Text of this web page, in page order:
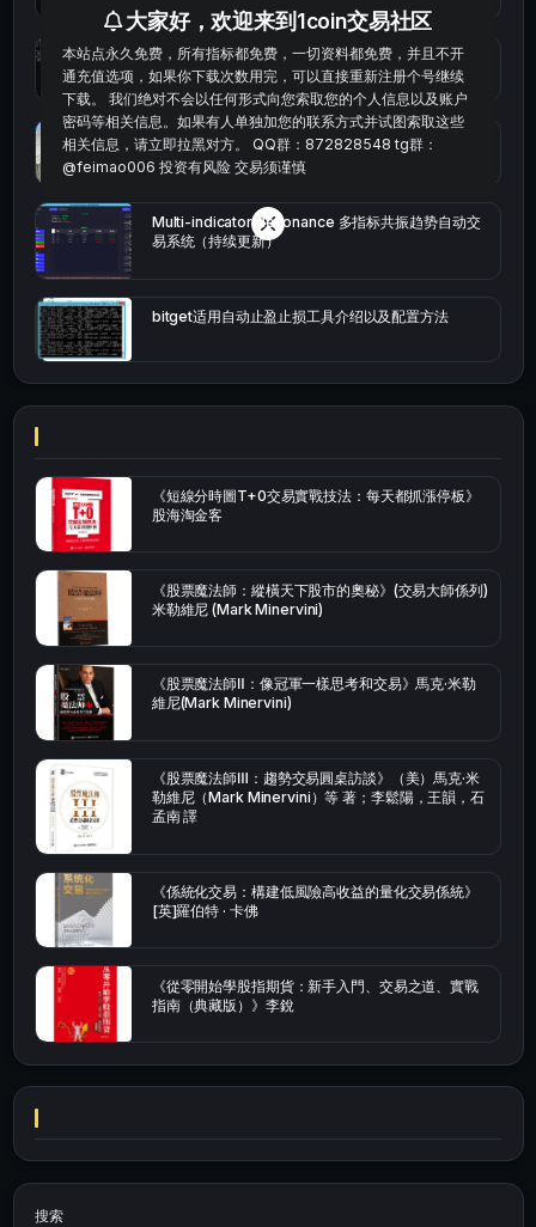
okx的短线量化的免费版本
bybit安卓端
Multi-indicator Resonance 多指标共振趋势自动交
易系统（持续更新）
bitget适用自动止盈止损工具介绍以及配置方法
《短線分時圖T+0交易實戰技法：每天都抓漲停板》
股海淘金客
《股票魔法師：縱橫天下股市的奧秘》(交易大師係列)
米勒維尼 (Mark Minervini)
《股票魔法師Ⅱ：像冠軍一樣思考和交易》馬克·米勒
維尼(Mark Minervini)
《股票魔法師Ⅲ：趨勢交易圓桌訪談》（美）馬克·米
勒維尼（Mark Minervini）等 著；李鬆陽，王韻，石
孟南 譯
《係統化交易：構建低風險高收益的量化交易係統》
[英]羅伯特 · 卡佛
《從零開始學股指期貨：新手入門、交易之道、實戰
指南（典藏版）》李銳
搜索
大家好，欢迎来到1coin交易社区
本站点永久免费，所有指标都免费，一切资料都免费，并且不开
通充值选项，如果你下载次数用完，可以直接重新注册个号继续
下载。 我们绝对不会以任何形式向您索取您的个人信息以及账户
密码等相关信息。如果有人单独加您的联系方式并试图索取这些
相关信息，请立即拉黑对方。 QQ群：872828548 tg群：
@feimao006 投资有风险 交易须谨慎